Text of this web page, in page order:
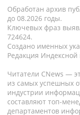
Обработан архив
до 08.2026 годы.
Ключевых фраз
724624.
Создано именных
Редакция Индексной
Читатели CNews —
из самых успешных
индустрии
составляют топ-
департаментов